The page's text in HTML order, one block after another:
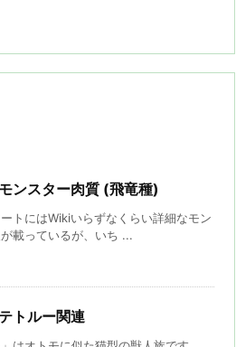
ンスター肉質 (飛竜種)
トにはWikiいらずなくらい詳細なモン
載っているが、いち ...
トルー関連